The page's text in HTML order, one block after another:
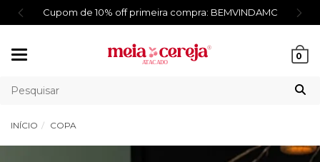
Frete Fixo R$9,90 para Região Sul E
0
INÍCIO COPA